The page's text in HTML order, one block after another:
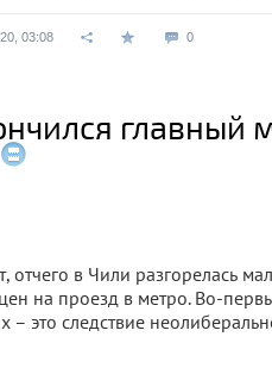
03:08 0
главный
отчего в Чили разгорелась
на проезд в метро. Во-
– это следствие